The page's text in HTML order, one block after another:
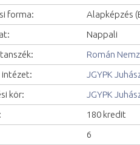
forma:
Alapképzés
Nappali
Román
intézet:
JGYPK
kör:
JGYPK
180 kredit
6